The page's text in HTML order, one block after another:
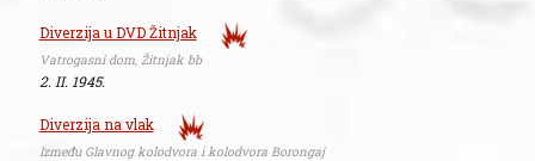
Diverzija u DVD Žitnjak
Vatrogasni dom, Žitnjak bb
2. II. 1945.
Diverzija na vlak
Između Glavnog kolodvora i kolodvora Borongaj